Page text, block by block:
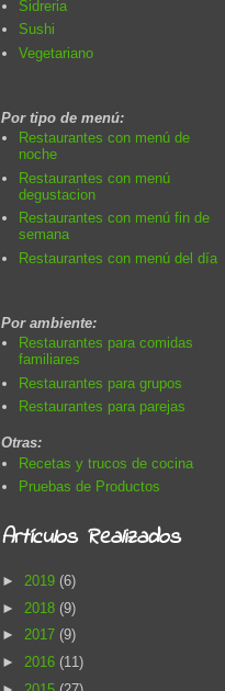
Sidreria
Sushi
Vegetariano
Por tipo de menú:
Restaurantes con menú de
noche
Restaurantes con menú
degustacion
Restaurantes con menú fin de
semana
Restaurantes con menú del día
Por ambiente:
Restaurantes para comidas
familiares
Restaurantes para grupos
Restaurantes para parejas
Otras:
Recetas y trucos de cocina
Pruebas de Productos
Artículos Realizados
► 2019 (6)
► 2018 (9)
► 2017 (9)
► 2016 (11)